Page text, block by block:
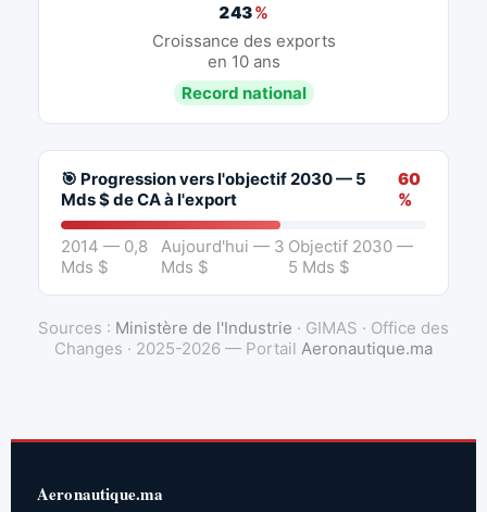
243%
Croissance des exports
en 10 ans
Record national
🎯 Progression vers l'objectif 2030 — 5
Mds $ de CA à l'export
60
%
2014 — 0,8
Mds $
Aujourd'hui — 3
Mds $
Objectif 2030 —
5 Mds $
Sources : Ministère de l'Industrie · GIMAS · Office des
Changes · 2025-2026 — Portail Aeronautique.ma
Aeronautique.ma